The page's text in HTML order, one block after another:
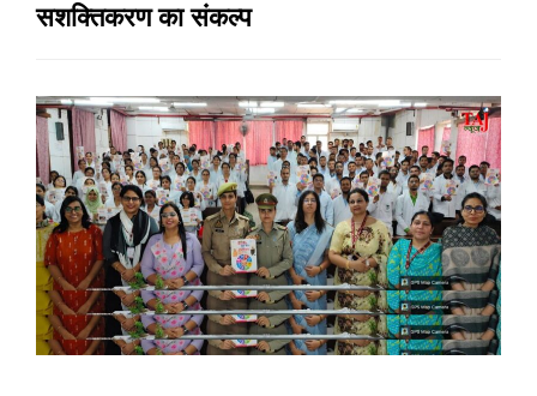
सशक्तिकरण का संकल्प